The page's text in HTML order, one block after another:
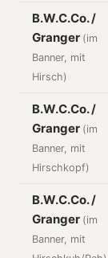
B.W.C.Co. /
Granger (im
Banner, mit
Hirsch)
B.W.C.Co. /
Granger (im
Banner, mit
Hirschkopf)
B.W.C.Co. /
Granger (im
Banner, mit